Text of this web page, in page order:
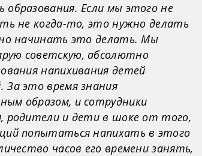
Если мы этого не
не когда-то, это нужно делать
начинать это делать. Мы
советскую, абсолютно
напихивания детей
За это время знания
образом, и сотрудники
родители и дети в шоке от того,
попытаться напихать в этого
часов его времени занять,